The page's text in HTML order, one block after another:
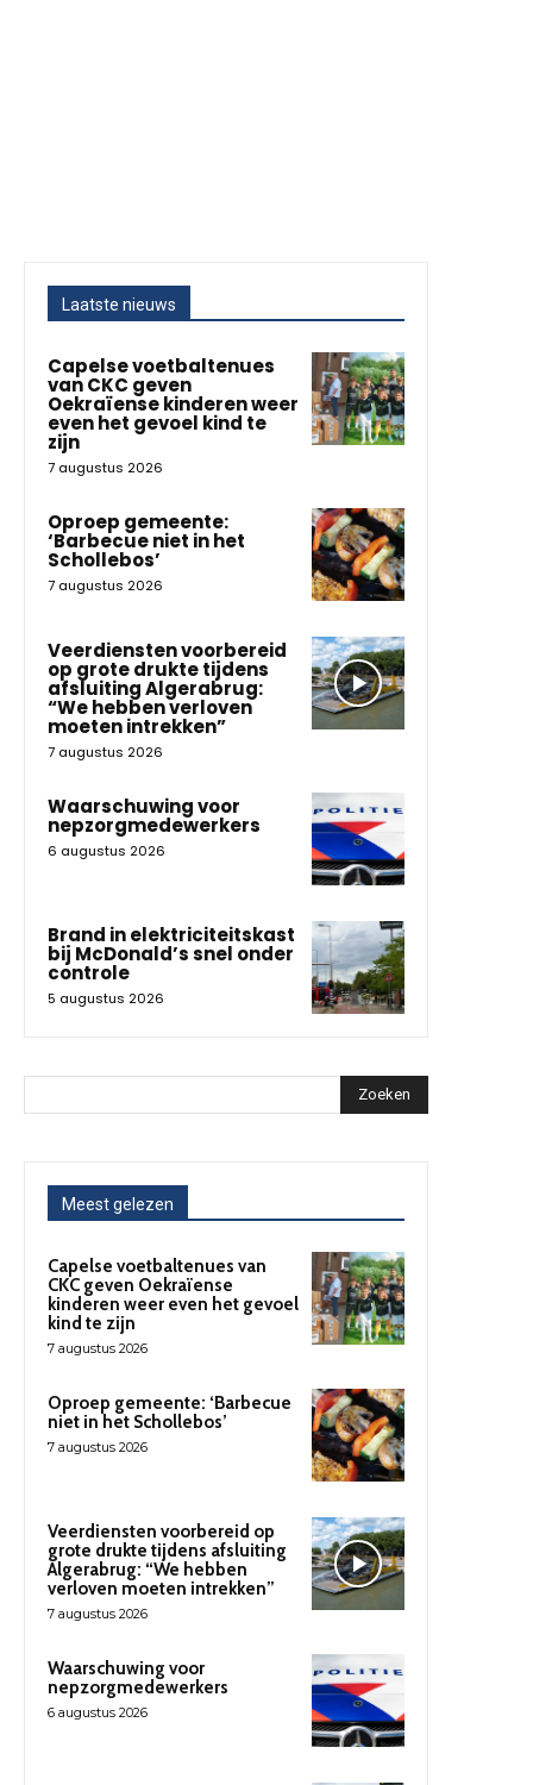
Laatste nieuws
Capelse voetbaltenues
van CKC geven
Oekraïense kinderen weer
even het gevoel kind te
zijn
7 augustus 2026
Oproep gemeente:
‘Barbecue niet in het
Schollebos’
7 augustus 2026
Veerdiensten voorbereid
op grote drukte tijdens
afsluiting Algerabrug:
“We hebben verloven
moeten intrekken”
7 augustus 2026
Waarschuwing voor
nepzorgmedewerkers
6 augustus 2026
Brand in elektriciteitskast
bij McDonald’s snel onder
controle
5 augustus 2026
Zoeken
Meest gelezen
Capelse voetbaltenues van
CKC geven Oekraïense
kinderen weer even het gevoel
kind te zijn
7 augustus 2026
Oproep gemeente: ‘Barbecue
niet in het Schollebos’
7 augustus 2026
Veerdiensten voorbereid op
grote drukte tijdens afsluiting
Algerabrug: “We hebben
verloven moeten intrekken”
7 augustus 2026
Waarschuwing voor
nepzorgmedewerkers
6 augustus 2026